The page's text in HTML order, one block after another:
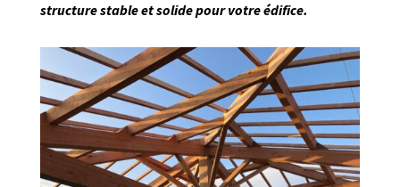
structure stable et solide pour votre édifice.